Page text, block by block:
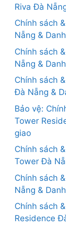
Riva Đà
Chính sách
Nẵng &
Chính sách
Nẵng &
Chính sách
Đà Nẵng &
Bảo vệ:
Tower
giao
Chính sách
Tower Đà
Chính sách
Nẵng &
Chính sách
Residence